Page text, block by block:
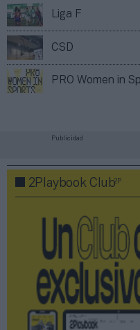
Liga F
CSD
PRO Women in
Publicidad
2Playbook Club2P